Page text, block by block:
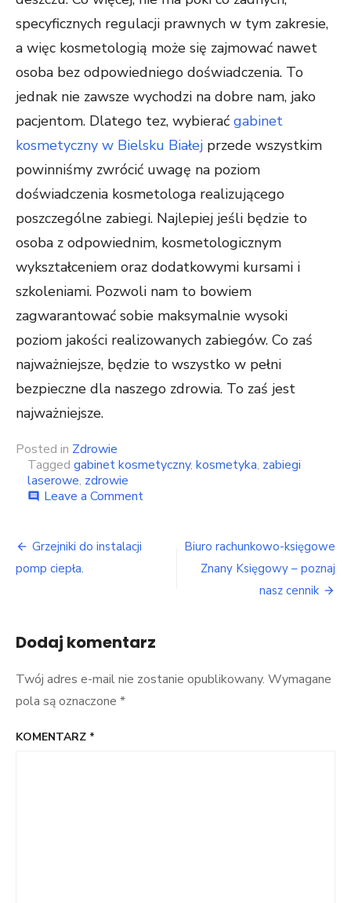
specyficznych regulacji prawnych w tym zakresie,
a więc kosmetologią może się zajmować nawet
osoba bez odpowiedniego doświadczenia. To
jednak nie zawsze wychodzi na dobre nam, jako
pacjentom. Dlatego tez, wybierać gabinet
kosmetyczny w Bielsku Białej przede wszystkim
powinniśmy zwrócić uwagę na poziom
doświadczenia kosmetologa realizującego
poszczególne zabiegi. Najlepiej jeśli będzie to
osoba z odpowiednim, kosmetologicznym
wykształceniem oraz dodatkowymi kursami i
szkoleniami. Pozwoli nam to bowiem
zagwarantować sobie maksymalnie wysoki
poziom jakości realizowanych zabiegów. Co zaś
najważniejsze, będzie to wszystko w pełni
bezpieczne dla naszego zdrowia. To zaś jest
najważniejsze.
Posted in Zdrowie
Tagged gabinet kosmetyczny, kosmetyka, zabiegi
laserowe, zdrowie
comment Leave a Commenton
Nawigacja
wpisu
Grzejniki do instalacji
pomp ciepła.
Biuro rachunkowo-księgowe
Znany Księgowy – poznaj
nasz cennik
Dodaj komentarz
Twój adres e-mail nie zostanie opublikowany. Wymagane
pola są oznaczone *
KOMENTARZ *